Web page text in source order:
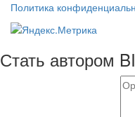
Политика
Стать автором